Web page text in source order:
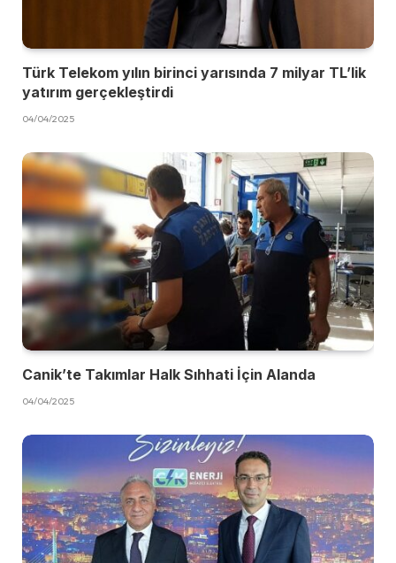
Türk Telekom yılın birinci yarısında 7 milyar TL’lik
yatırım gerçekleştirdi
04/04/2025
Canik’te Takımlar Halk Sıhhati İçin Alanda
04/04/2025